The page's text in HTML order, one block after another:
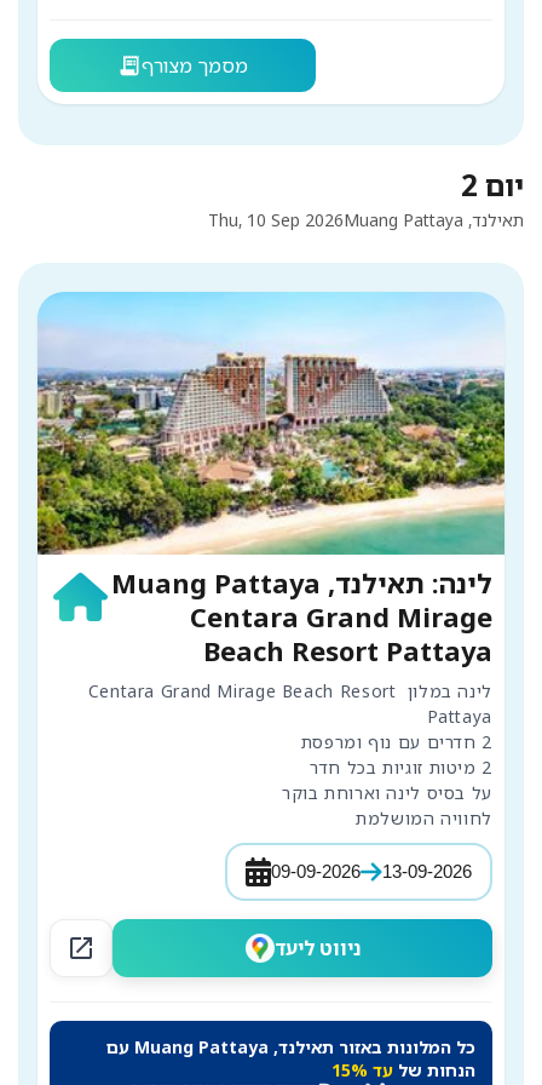
receipt_longמסמך מצורף
יום 2
Thu, 10 Sep 2026 תאילנד, Muang Pattaya
לינה: תאילנד, Muang Pattaya
Centara Grand Mirage
Beach Resort Pattaya
לינה במלון Centara Grand Mirage Beach Resort
2 מיטות זוגיות בכל חדר
לחוויה המושלמת
09-09-2026 13-09-2026
open_in_new ניווט ליעד
כל המלונות באזור תאילנד, Muang Pattaya עם
הנחות של עד 15%